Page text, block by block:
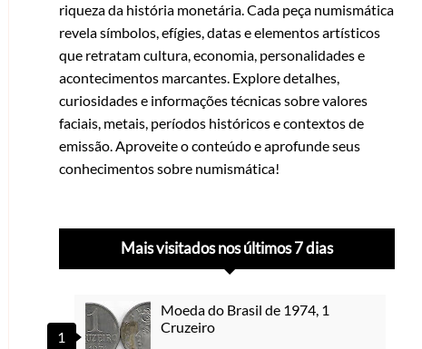
riqueza da história monetária. Cada peça numismática
revela símbolos, efígies, datas e elementos artísticos
que retratam cultura, economia, personalidades e
acontecimentos marcantes. Explore detalhes,
curiosidades e informações técnicas sobre valores
faciais, metais, períodos históricos e contextos de
emissão. Aproveite o conteúdo e aprofunde seus
conhecimentos sobre numismática!
Mais visitados nos últimos 7 dias
Moeda do Brasil de 1974, 1
Cruzeiro